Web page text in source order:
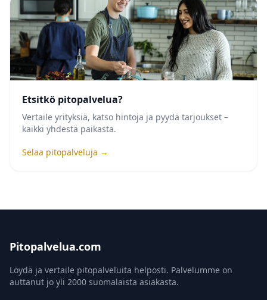
Etsitkö pitopalvelua?
Vertaile yrityksiä, katso hintoja ja pyydä tarjoukset –
kaikki yhdestä paikasta.
Selaa pitopalveluja →
Pitopalvelua.com
Löydä ja vertaile pitopalveluita helposti. Palvelumme on
auttanut jo yli 2000 suomalaista asiakasta.